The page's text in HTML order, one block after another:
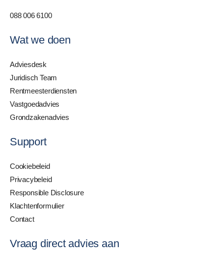
088 006 6100
Wat we doen
Adviesdesk
Juridisch Team
Rentmeesterdiensten
Vastgoedadvies
Grondzakenadvies
Support
Cookiebeleid
Privacybeleid
Responsible Disclosure
Klachtenformulier
Contact
Vraag direct advies aan